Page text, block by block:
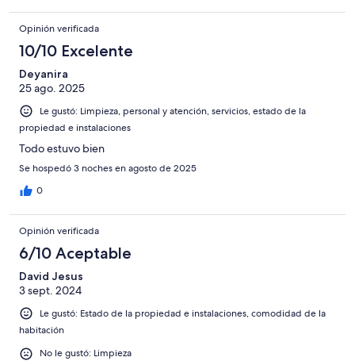
Opinión verificada
10/10 Excelente
Deyanira
25 ago. 2025
Le gustó: Limpieza, personal y atención, servicios, estado de la
propiedad e instalaciones
Todo estuvo bien
Se hospedó 3 noches en agosto de 2025
0
Opinión verificada
6/10 Aceptable
David Jesus
3 sept. 2024
Le gustó: Estado de la propiedad e instalaciones, comodidad de la
habitación
No le gustó: Limpieza